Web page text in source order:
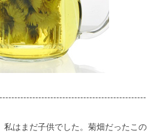
私はまだ子供でした。菊畑だったこの